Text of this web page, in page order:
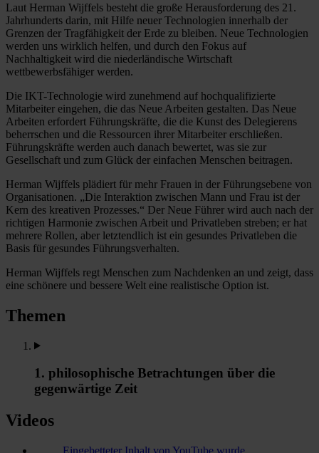
Laut Herman Wijffels besteht die große Herausforderung des 21.
Jahrhunderts darin, mit Hilfe neuer Technologien innerhalb der
Grenzen der Tragfähigkeit der Erde zu bleiben. Neue Technologien
werden uns wirklich helfen, und durch den Fokus auf
Nachhaltigkeit wird die niederländische Wirtschaft
wettbewerbsfähiger werden.
Die IKT-Technologie wird zunehmend auf hochqualifizierte
Mitarbeiter eingehen, die das Neue Arbeiten gestalten. Das Neue
Arbeiten erfordert Führungskräfte, die die Kunst des Delegierens
beherrschen und die Ressourcen ihrer Mitarbeiter erschließen.
Führungskräfte werden auch danach bewertet, was sie zur
Gesellschaft und zum Glück der einfachen Menschen beitragen.
Herman Wijffels plädiert für mehr Frauen in der Führungsebene von
Organisationen. „Die Interaktion zwischen Mann und Frau ist der
Kern des kreativen Prozesses.“ Der Neue Führer wird auch nach der
richtigen Harmonie zwischen Arbeit und Privatleben streben; er hat
mehrere Rollen, aber letztendlich ist ein gesundes Privatleben die
Basis für gesundes Führungsverhalten.
Herman Wijffels regt Menschen zum Nachdenken an und zeigt, dass
eine schönere und bessere Welt eine realistische Option ist.
Themen
1. philosophische Betrachtungen über die
gegenwärtige Zeit
Videos
Eingebetteter Inhalt von YouTube wurde